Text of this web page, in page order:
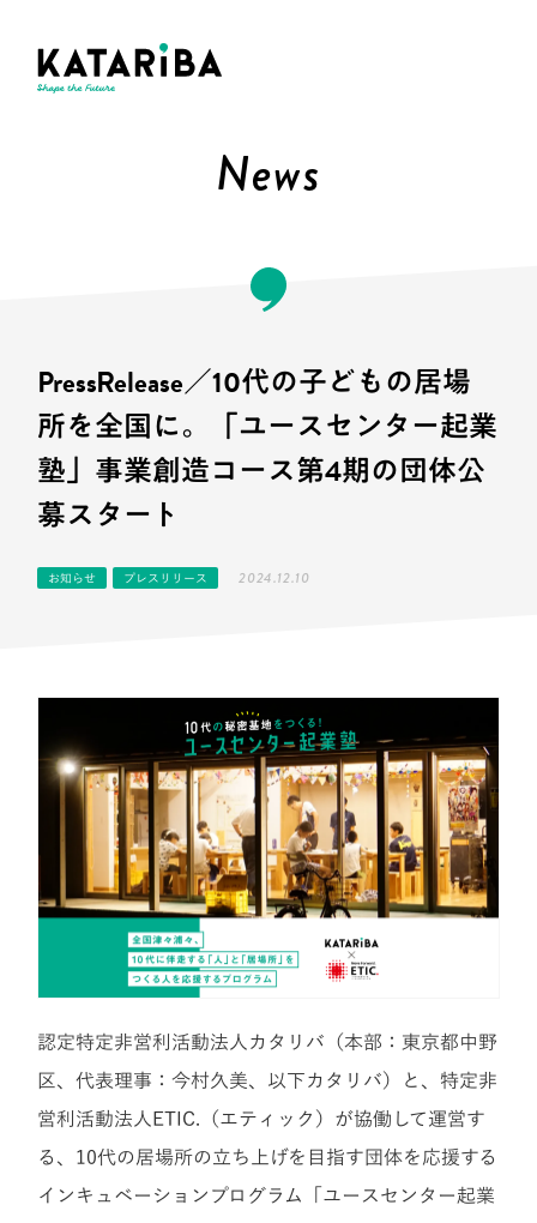
News
PressRelease／10代の子どもの居場
所を全国に。「ユースセンター起業
塾」事業創造コース第4期の団体公
募スタート
お知らせ プレスリリース 2024.12.10
認定特定非営利活動法人カタリバ（本部：東京都中野
区、代表理事：今村久美、以下カタリバ）と、特定非
営利活動法人ETIC.（エティック）が協働して運営す
る、10代の居場所の立ち上げを目指す団体を応援する
インキュベーションプログラム「ユースセンター起業